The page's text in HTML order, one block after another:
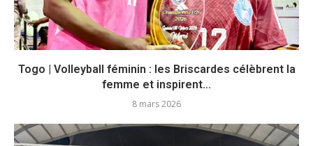
Togo | Volleyball féminin : les Briscardes célèbrent la
femme et inspirent...
8 mars 2026